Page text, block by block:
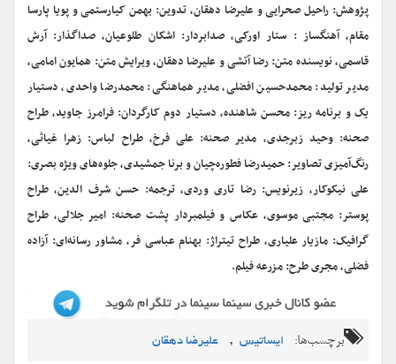
پژوهش: راحیل صحرایی و علیرضا دهقان، تدوین: بهمن کیارستمی و پویا پارسا
مقام، آهنگساز : ستار اورکی، صدابردار: اشکان طلوعیان، صداگذار: آرش
قاسمی، نویسنده متن: رضا آتشی و علیرضا دهقان، ویرایش متن: همایون امامی،
مدیر تولید: محمدحسین افضلی، مدیر هماهنگی: محمدرضا واحدی، دستیار
یک و برنامه ریز: محسن شاهنده، دستیار دوم کارگردان: فرامرز جاوید، طراح
صحنه: وحید زبرجدی، مدیر صحنه: علی فرخ، طراح لباس: زهرا غیاثی،
رنگ‌آمیزی تصاویر: حمیدرضا فطوره‌چیان و برنا جمشیدی، جلوه‌های ویژه بصری:
علی نیکوکار، زیرنویس: رضا تاری وردی، ترجمه: حسن شرف الدین، طراح
پوستر: مجتبی موسوی، عکاس و فیلمبردار پشت صحنه: امیر جلالی، طراح
گرافیک: مازیار علیاری، طراح تیتراژ: بهنام عباسی فر، مشاور رسانه‌ای: آزاده
فضلی، مجری طرح: مزرعه فیلم.
برچسب‌ها: ایساتیس , علیرضا دهقان